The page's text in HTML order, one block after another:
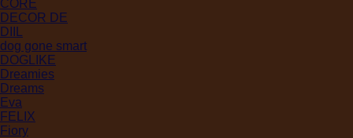
CORE
DECOR DE
DIIL
dog gone smart
DOGLIKE
Dreamies
Dreams
Eva
FELIX
Fiory